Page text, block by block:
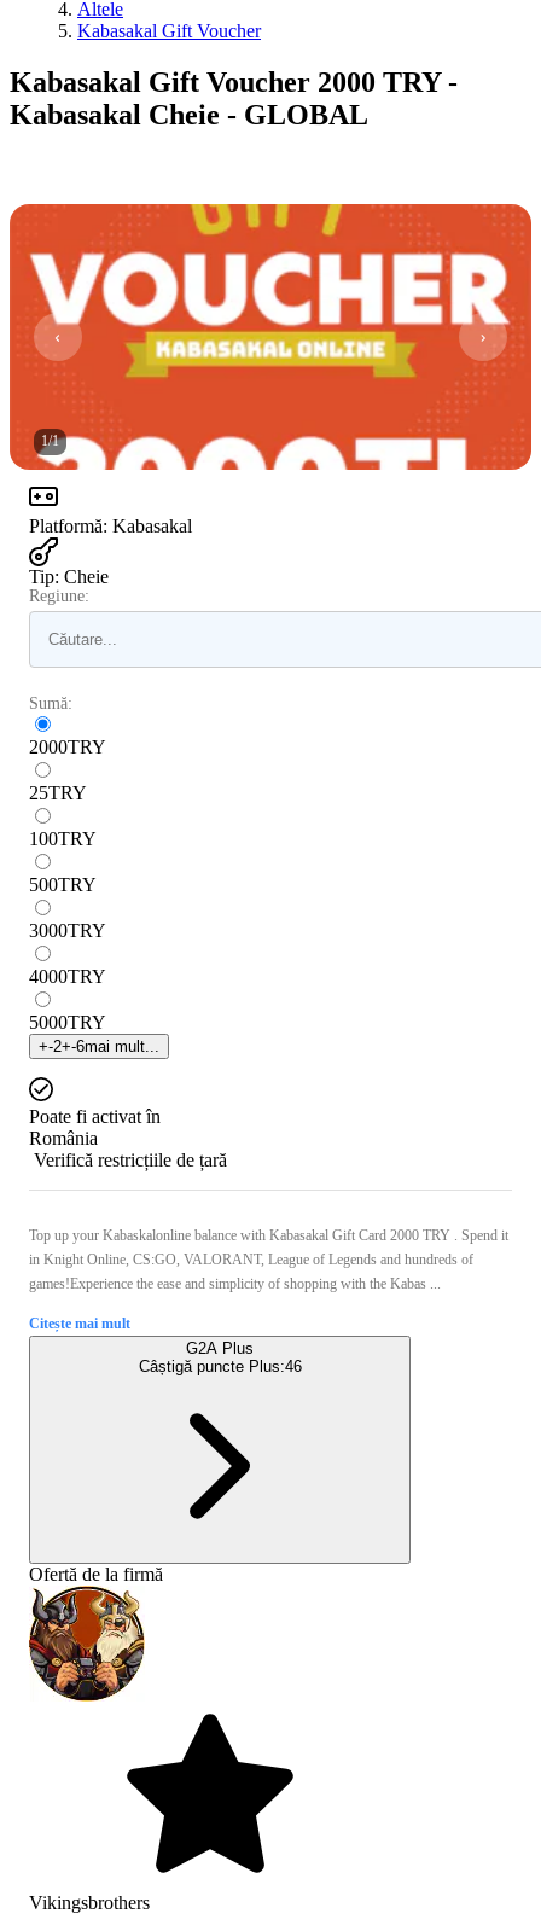
Altele
Kabasakal Gift Voucher
Kabasakal Gift Voucher 2000 TRY -
Kabasakal Cheie - GLOBAL
1/1
Platformă: Kabasakal
Tip: Cheie
Regiune:
Sumă:
2000TRY
25TRY
100TRY
500TRY
3000TRY
4000TRY
5000TRY
+-2+-6mai mult...
Poate fi activat în
România
Verifică restricțiile de țară
Top up your Kabaskalonline balance with Kabasakal Gift Card 2000 TRY . Spend it
in Knight Online, CS:GO, VALORANT, League of Legends and hundreds of
games!Experience the ease and simplicity of shopping with the Kabas ...
Citește mai mult
G2A Plus
Câștigă puncte Plus:46
Ofertă de la firmă
Vikingsbrothers